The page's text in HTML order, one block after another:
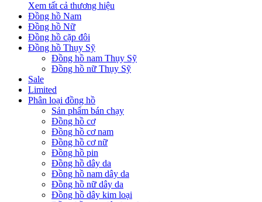
Xem tất cả thương hiệu
Đồng hồ Nam
Đồng hồ Nữ
Đồng hồ cặp đôi
Đồng hồ Thụy Sỹ
Đồng hồ nam Thụy Sỹ
Đồng hồ nữ Thụy Sỹ
Sale
Limited
Phân loại đồng hồ
Sản phẩm bán chạy
Đồng hồ cơ
Đồng hồ cơ nam
Đồng hồ cơ nữ
Đồng hồ pin
Đồng hồ dây da
Đồng hồ nam dây da
Đồng hồ nữ dây da
Đồng hồ dây kim loại